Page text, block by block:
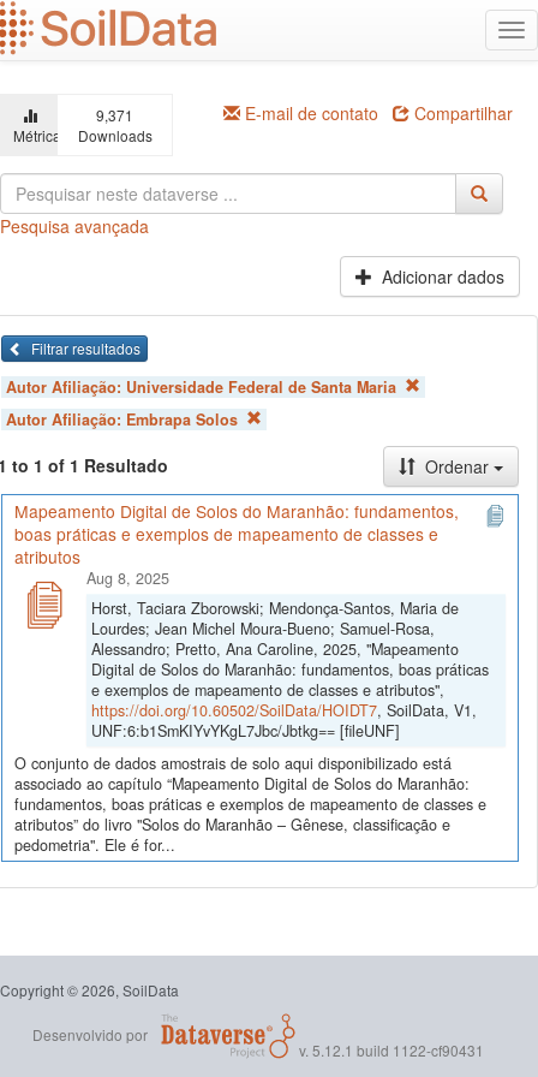
Ir
para
o
principal
Métricas
9,371
Downloads
E-mail de contato Compartilhar
Pesquisa avançada
Adicionar dados
Filtrar resultados
Autor Afiliação: Universidade Federal de Santa Maria
Autor Afiliação: Embrapa Solos
to 1 of 1 Resultado
Ordenar
Mapeamento Digital de Solos do Maranhão: fundamentos,
boas práticas e exemplos de mapeamento de classes e
atributos
Aug 8, 2025
Horst, Taciara Zborowski; Mendonça-Santos, Maria de
Lourdes; Jean Michel Moura-Bueno; Samuel-Rosa,
Alessandro; Pretto, Ana Caroline, 2025, "Mapeamento
Digital de Solos do Maranhão: fundamentos, boas práticas
e exemplos de mapeamento de classes e atributos",
https://doi.org/10.60502/SoilData/HOIDT7, SoilData, V1,
UNF:6:b1SmKIYvYKgL7Jbc/Jbtkg== [fileUNF]
O conjunto de dados amostrais de solo aqui disponibilizado está
associado ao capítulo “Mapeamento Digital de Solos do Maranhão:
fundamentos, boas práticas e exemplos de mapeamento de classes e
atributos” do livro "Solos do Maranhão – Gênese, classificação e
pedometria". Ele é for...
Copyright © 2026, SoilData
Desenvolvido por
v. 5.12.1 build 1122-cf90431